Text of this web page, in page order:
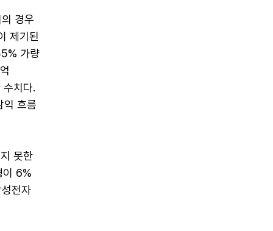
경우
제기된
가량
치다.
익 흐름
못한
이 6%
전자